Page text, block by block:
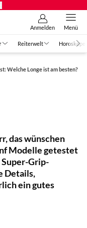
Anmelden Menü
Reiterwelt Horoskope
Welche Longe ist am besten?
das wünschen
Modelle getestet
Super-Grip-
Details,
ein gutes